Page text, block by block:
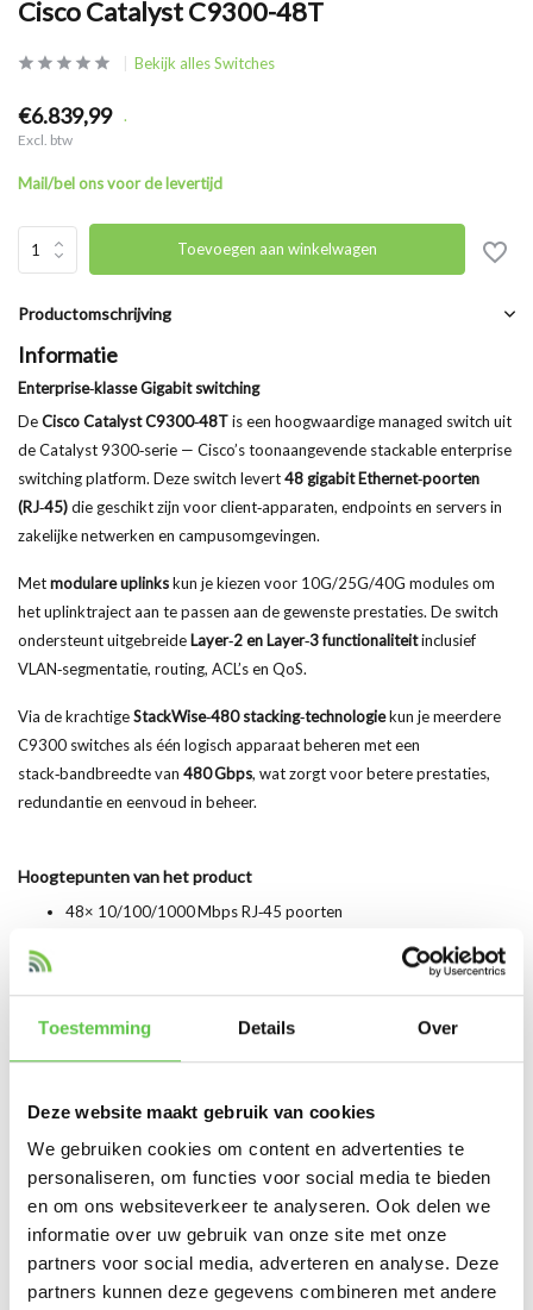
Toestemming Details Over
Deze website maakt gebruik van cookies
We gebruiken cookies om content en advertenties te
personaliseren, om functies voor social media te bieden
en om ons websiteverkeer te analyseren. Ook delen we
informatie over uw gebruik van onze site met onze
partners voor social media, adverteren en analyse. Deze
partners kunnen deze gegevens combineren met andere
Cisco Catalyst C9300-48T
Bekijk alles Switches
€6.839,99 .
Excl. btw
Mail/bel ons voor de levertijd
Toevoegen aan winkelwagen
Productomschrijving
Informatie
Enterprise‑klasse Gigabit switching
DeCisco Catalyst C9300‑48Tis een hoogwaardige managed switch uit
de Catalyst 9300‑serie — Cisco’s toonaangevende stackable enterprise
switching platform. Deze switch levert48 gigabit Ethernet‑poorten
(RJ‑45)die geschikt zijn voor client‑apparaten, endpoints en servers in
zakelijke netwerken en campusomgevingen.
Metmodulare uplinkskun je kiezen voor 10G/25G/40G modules om
het uplinktraject aan te passen aan de gewenste prestaties. De switch
ondersteunt uitgebreide Layer‑2 en Layer‑3 functionaliteitinclusief
VLAN‑segmentatie, routing, ACL’s en QoS.
Via de krachtigeStackWise‑480 stacking‑technologiekun je meerdere
C9300 switches als één logisch apparaat beheren met een
stack‑bandbreedte van 480 Gbps, wat zorgt voor betere prestaties,
redundantie en eenvoud in beheer.
Hoogtepunten van het product
48× 10/100/1000 Mbps RJ‑45 poorten
Modulair uplinksysteem voor 10G/25G/40G modules
Enterprise QoS, ACL en multicast ondersteuning
Robuuste prestaties voor bedrijfskritische netwerken
Link datasheet
Datasheet C9300-48T